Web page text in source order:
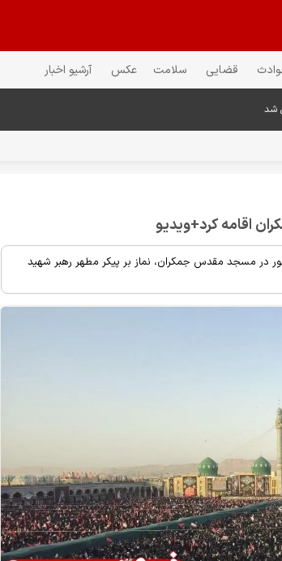
قضایی سلامت عکس آرشیو اخبار
شد
اقامه کرد+ویدیو
در مسجد مقدس جمکران، نماز بر پیکر مطهر رهبر شهید